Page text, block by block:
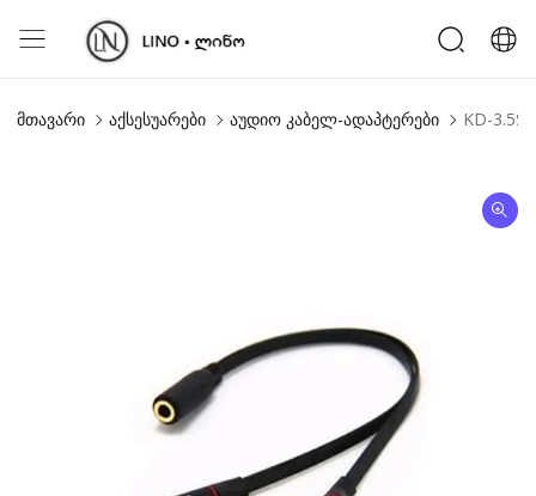
მთავარი აქსესუარები აუდიო კაბელ-ადაპტერები KD-